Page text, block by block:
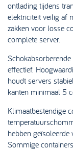
ontlading tijdens
elektriciteit veilig af
zakken voor losse
complete server.
effectief.
houdt servers
kanten minimaal 5
Klimaatbestendige
hebben geïsoleerde
Sommige